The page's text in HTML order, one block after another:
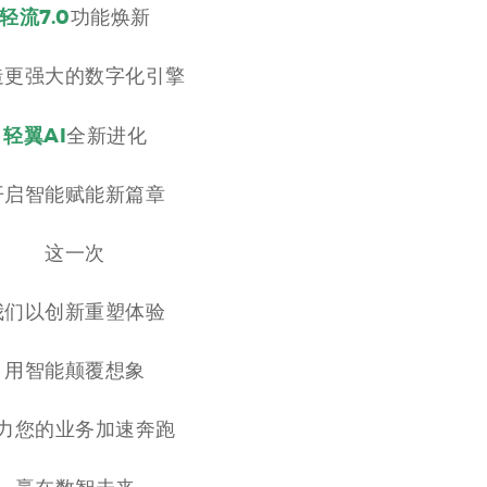
轻流7.0功能焕新
更强大的数字化引擎
轻翼AI全新进化
启智能赋能新篇章
这一次
们以创新重塑体验
用智能颠覆想象
您的业务加速奔跑